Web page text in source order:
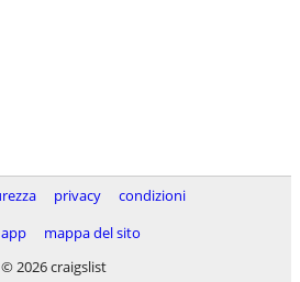
privacy
condizioni
app
mappa del sito
© 2026 craigslist